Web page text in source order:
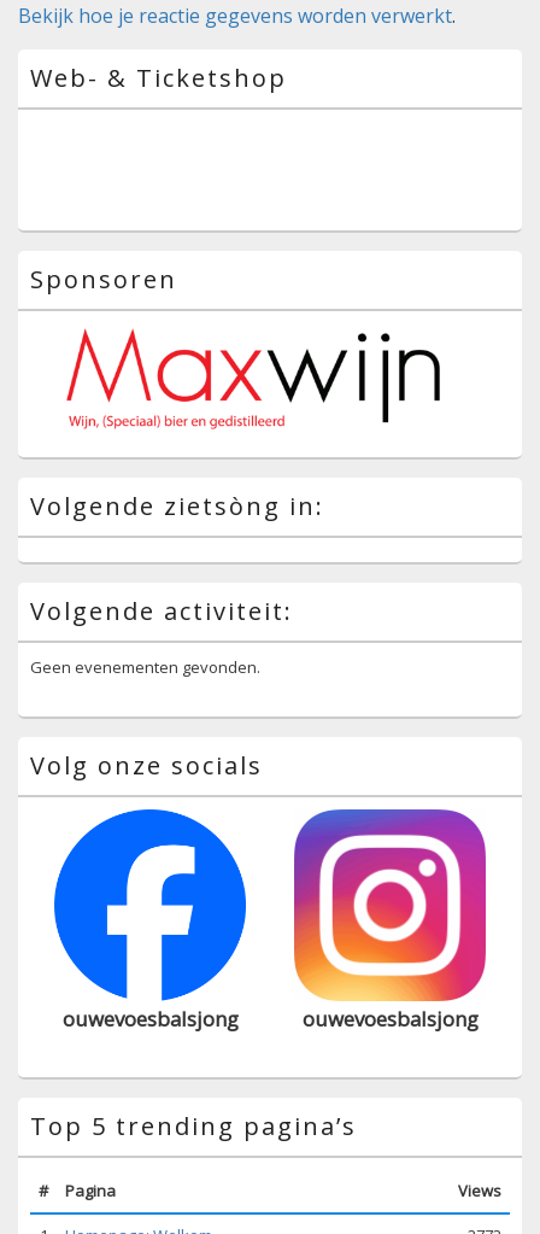
Bekijk hoe je reactie gegevens worden verwerkt.
zijbalk
widget
Web- & Ticketshop
Sponsoren
Volgende zietsòng in:
Volgende activiteit:
Geen evenementen gevonden.
Volg onze socials
ouwevoesbalsjong ouwevoesbalsjong
Top 5 trending pagina’s
# Pagina Views